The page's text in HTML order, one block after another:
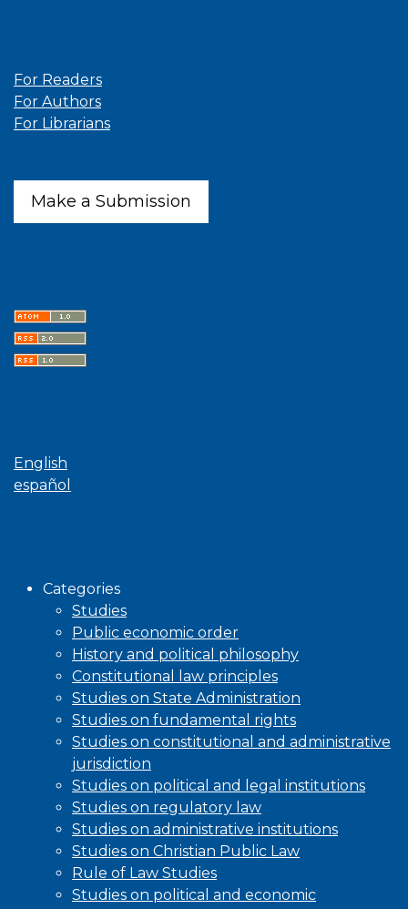
For Readers
For Authors
For Librarians
Make a Submission
English
español
Categories
Studies
Public economic order
History and political philosophy
Constitutional law principles
Studies on State Administration
Studies on fundamental rights
Studies on constitutional and administrative
jurisdiction
Studies on political and legal institutions
Studies on regulatory law
Studies on administrative institutions
Studies on Christian Public Law
Rule of Law Studies
Studies on political and economic